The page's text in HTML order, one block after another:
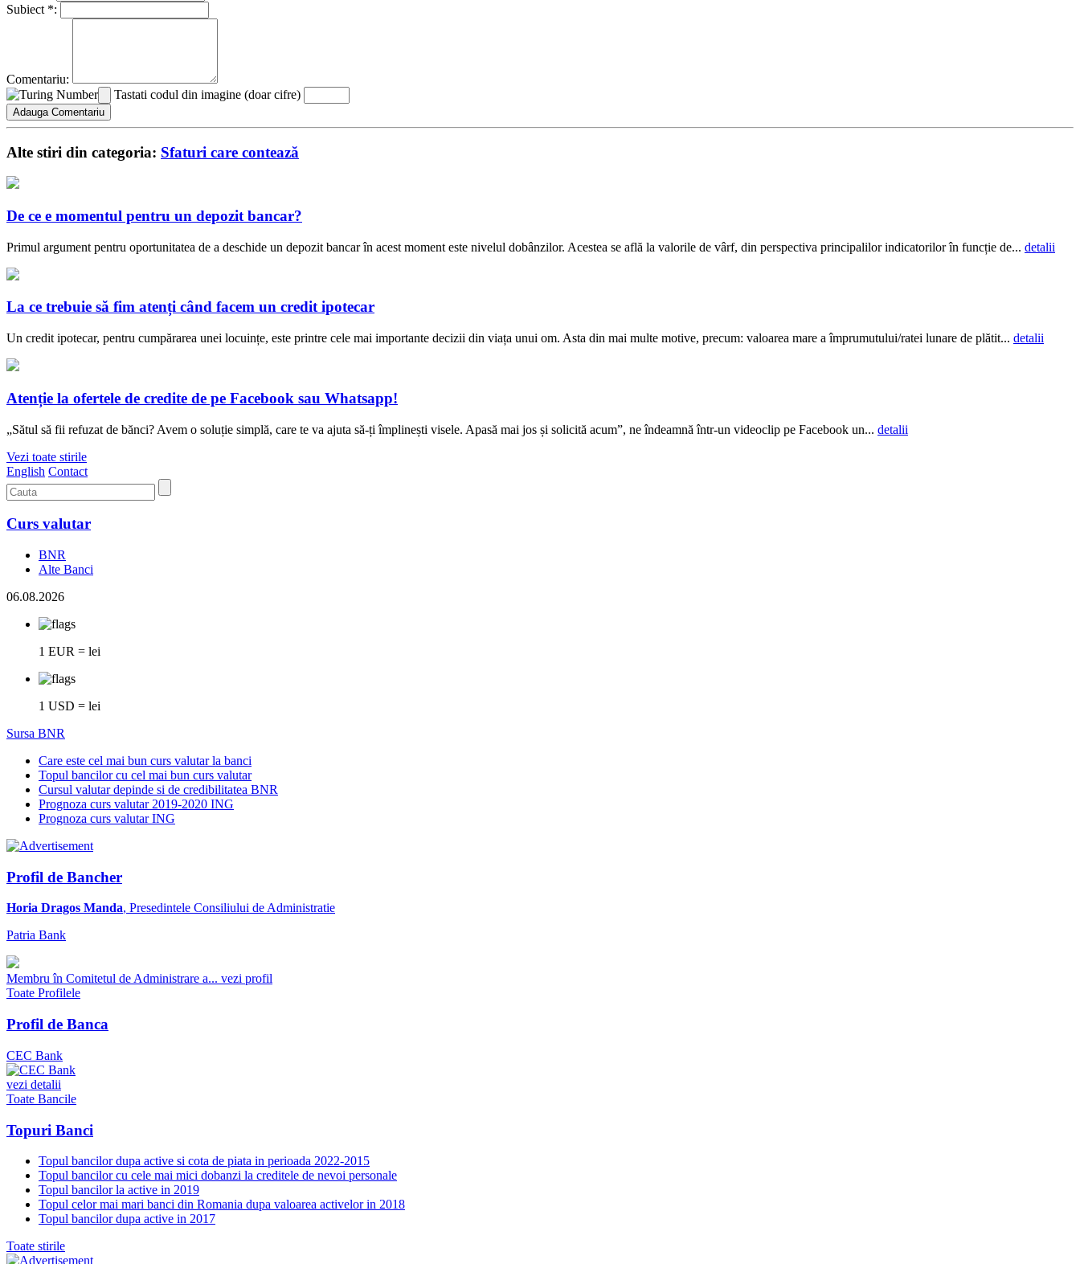
Subiect *:
Comentariu:
Tastati codul din imagine (doar cifre)
Alte stiri din categoria: Sfaturi care contează
De ce e momentul pentru un depozit bancar?
Primul argument pentru oportunitatea de a deschide un depozit bancar în acest moment este nivelul dobânzilor. Acestea se află la valorile de vârf, din perspectiva principalilor indicatorilor în funcție de... detalii
La ce trebuie să fim atenți când facem un credit ipotecar
Un credit ipotecar, pentru cumpărarea unei locuințe, este printre cele mai importante decizii din viața unui om. Asta din mai multe motive, precum: valoarea mare a împrumutului/ratei lunare de plătit... detalii
Atenție la ofertele de credite de pe Facebook sau Whatsapp!
„Sătul să fii refuzat de bănci? Avem o soluție simplă, care te va ajuta să-ți împlinești visele. Apasă mai jos și solicită acum”, ne îndeamnă într-un videoclip pe Facebook un... detalii
Vezi toate stirile
English Contact
Curs valutar
BNR
Alte Banci
06.08.2026
1 EUR = lei
1 USD = lei
Sursa BNR
Care este cel mai bun curs valutar la banci
Topul bancilor cu cel mai bun curs valutar
Cursul valutar depinde si de credibilitatea BNR
Prognoza curs valutar 2019-2020 ING
Prognoza curs valutar ING
Profil de Bancher
Horia Dragos Manda, Presedintele Consiliului de Administratie
Patria Bank
Membru în Comitetul de Administrare a... vezi profil
Toate Profilele
Profil de Banca
CEC Bank
vezi detalii
Toate Bancile
Topuri Banci
Topul bancilor dupa active si cota de piata in perioada 2022-2015
Topul bancilor cu cele mai mici dobanzi la creditele de nevoi personale
Topul bancilor la active in 2019
Topul celor mai mari banci din Romania dupa valoarea activelor in 2018
Topul bancilor dupa active in 2017
Toate stirile